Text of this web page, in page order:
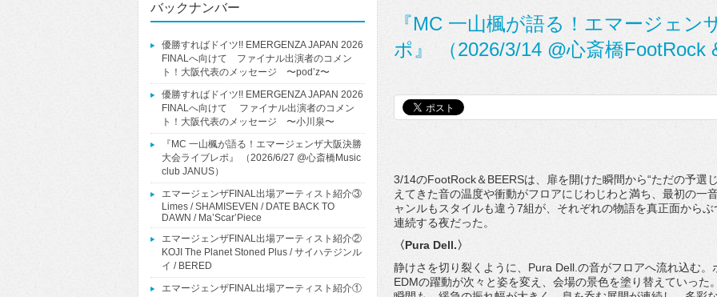
『MC 一山楓が語る！エマージェン
ポ』 （2026/3/14 @心斎橋FootRock
3/14のFootRock＆BEERSは、
扉を開けた瞬間から“ただの予選
えてきた音の温度や衝動がフロアにじわじわと満ち 、最初の一
ャンルもスタイルも違う7組が、 それぞれの物語を真正面から
連続する夜だった。
〈Pura Dell.〉
静けさを切り裂くように、Pura Dell.の音がフロアへ流れ込む。
EDMの躍動が次々と姿を変え、 会場の景色を塗り替えていった
バックナンバー
優勝すればドイツ!! EMERGENZA JAPAN 2026
FINALへ向けて ファイナル出演者のコメン
ト！大阪代表のメッセージ 〜pod’z〜
優勝すればドイツ!! EMERGENZA JAPAN 2026
FINALへ向けて ファイナル出演者のコメン
ト！大阪代表のメッセージ 〜小川泉〜
『MC 一山楓が語る！エマージェンザ大阪決勝
大会ライブレポ』 （2026/6/27 @心斎橋Music
club JANUS）
エマージェンザFINAL出場アーティスト紹介③
Limes / SHAMISEVEN / DATE BACK TO
DAWN / Ma’Scar’Piece
エマージェンザFINAL出場アーティスト紹介②
KOJI The Planet Stoned Plus / サイハテジンル
イ / BERED
エマージェンザFINAL出場アーティスト紹介①